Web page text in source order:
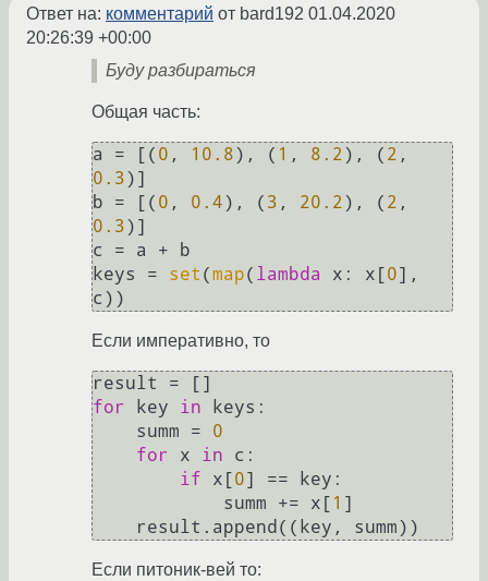
Ответ на: комментарий от bard192 01.04.2020
20:26:39 +00:00
Буду разбираться
Общая часть:
a = [( 0 , 10.8), ( 1 , 8.2), ( 2
0.3)]
b = [( 0 , 0.4), ( 3 , 20.2), ( 2
0.3)]
c = a + b
keys = set (map( lambda x: x[0],
Если императивно, то
for
key in keys:
    summ =
0
for
x in c:
if x[0] == key:
            summ += x[
1 ]
Если питоник-вей то: